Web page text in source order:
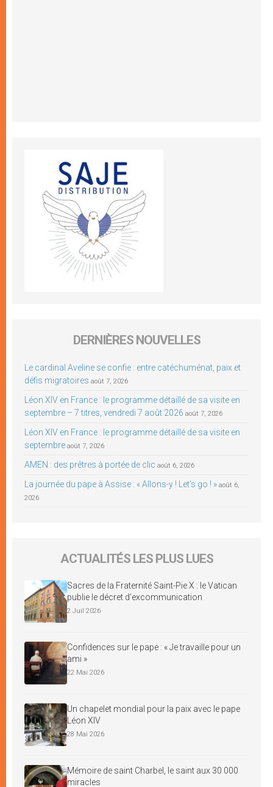
DERNIÈRES NOUVELLES
Le cardinal Aveline se confie : entre catéchuménat, paix et
défis migratoires août 7, 2026
Léon XIV en France : le programme détaillé de sa visite en
septembre – 7 titres, vendredi 7 août 2026 août 7, 2026
Léon XIV en France : le programme détaillé de sa visite en
septembre août 7, 2026
AMEN : des prêtres à portée de clic août 6, 2026
La journée du pape à Assise : « Allons-y ! Let’s go ! » août 6,
2026
ACTUALITÉS LES PLUS LUES
Sacres de la Fraternité Saint-Pie X : le Vatican
publie le décret d’excommunication
2 Juil 2026
Confidences sur le pape : « Je travaille pour un
ami »
22 Mai 2026
Un chapelet mondial pour la paix avec le pape
Léon XIV
28 Mai 2026
Mémoire de saint Charbel, le saint aux 30 000
miracles